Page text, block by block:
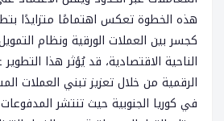
هذه الخطوة تعكس اهتمامًا متزايدًا
كجسر بين العملات الورقية ونظام
الناحية الاقتصادية، قد يُؤثر هذا
الرقمية من خلال تعزيز تبني العملات
في كوريا الجنوبية حيث تنتشر